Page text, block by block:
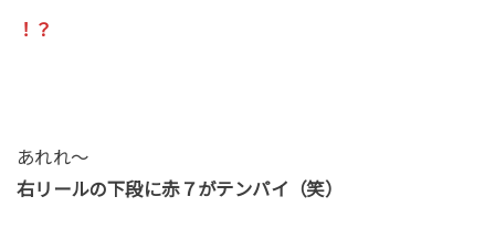
！？
あれれ～
右リールの下段に赤７がテンパイ（笑）